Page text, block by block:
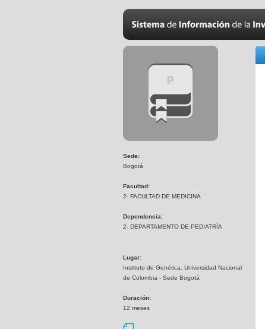
Sede:
Bogotá
Facultad:
2- FACULTAD DE MEDICINA
Dependencia:
2- DEPARTAMENTO DE PEDIATRÍA
Lugar:
Instituto de Genética, Universidad Nacional
de Colombia - Sede Bogotá
Duración:
12 meses